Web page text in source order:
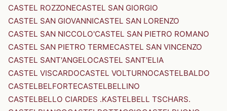
CASTEL ROZZONECASTEL SAN GIORGIO
CASTEL SAN GIOVANNICASTEL SAN LORENZO
CASTEL SAN NICCOLO'CASTEL SAN PIETRO ROMANO
CASTEL SAN PIETRO TERMECASTEL SAN VINCENZO
CASTEL SANT'ANGELOCASTEL SANT'ELIA
CASTEL VISCARDOCASTEL VOLTURNOCASTELBALDO
CASTELBELFORTECASTELBELLINO
CASTELBELLO CIARDES .KASTELBELL TSCHARS.